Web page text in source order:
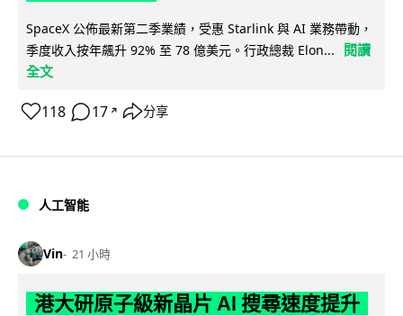
SpaceX 公佈最新第二季業績，受惠 Starlink 與 AI 業務帶動，
季度收入按年飆升 92% 至 78 億美元。行政總裁 Elon...
閱讀
全文
118 17 ↗ 分享
人工智能
Vin 21 小時
港大研原子級新晶片 AI 搜尋速度提升